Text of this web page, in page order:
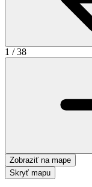
1 /38
Zobraziť na mape
Skryť mapu